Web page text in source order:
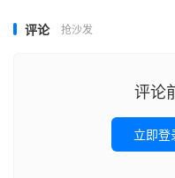
评论 抢沙发
评论
立即登